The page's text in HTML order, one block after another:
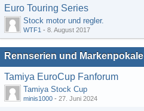
Euro Touring Series
Stock motor und regler.
WTF1 - 8. August 2017
Rennserien und Markenpokale
Tamiya EuroCup Fanforum
Tamiya Stock Cup
minis1000 - 27. Juni 2024